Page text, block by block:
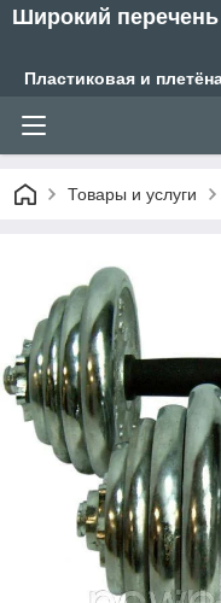
Широкий
Пластиковая и
Товары и услуги